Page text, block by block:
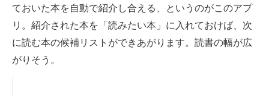
ビジネスと働き方のヒント
AI活用のいまが分かる
企業ITのトレンドを詳説
ておいた本を自動で紹介し合える、というのがこのアプ
リ。紹介された本を「読みたい本」に入れておけば、次
に読む本の候補リストができあがります。読書の幅が広
がりそう。